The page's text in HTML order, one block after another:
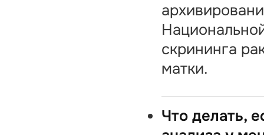
скрининга
матки.
Что делать,